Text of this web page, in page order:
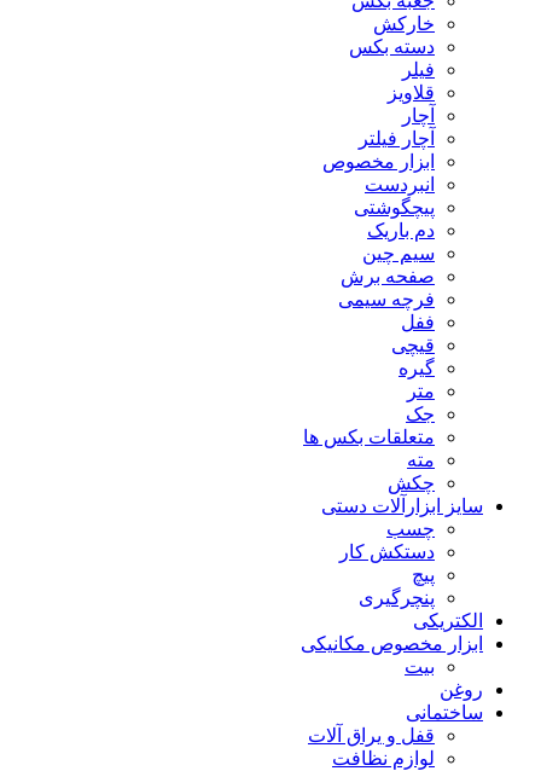
خارکش
دسته بکس
فیلر
قلاویز
آچار
آچار فیلتر
ابزار مخصوص
انبردست
پیچگوشتی
دم باریک
سیم چین
صفحه برش
فرچه سیمی
ففل
قیچی
گیره
متر
جک
متعلقات بکس ها
مته
چکش
سایز ابزارآلات دستی
چسب
دستکش کار
پیچ
پنچرگیری
الکتریکی
ابزار مخصوص مکانیکی
بیت
روغن
ساختمانی
قفل و یراق آلات
لوازم نظافت